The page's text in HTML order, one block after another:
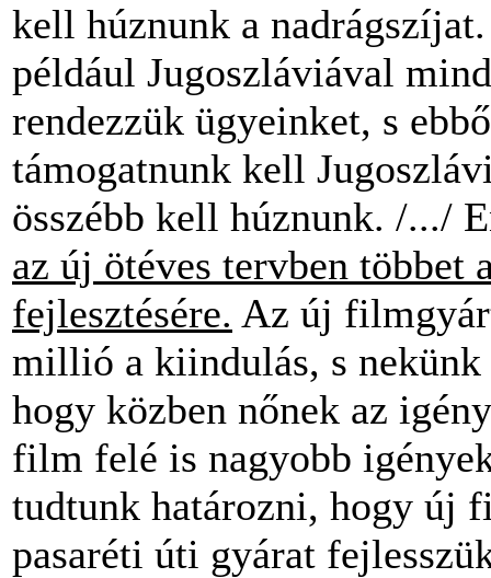
kell húznunk a
például Jugoszláviával
rendezzük ügyeinket, s
támogatnunk kell
összébb kell húznunk. /.../
az új ötéves tervben többet
fejlesztésére. Az új
millió a kiindulás, s nekünk
hogy közben nőnek az
film felé is nagyobb
tudtunk határozni, hogy új
pasaréti úti gyárat